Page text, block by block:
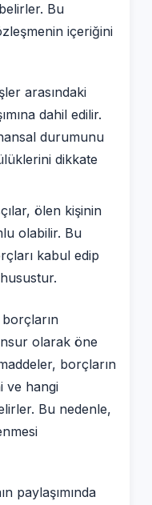
Bu
içeriğini
arasındaki
dahil edilir.
durumunu
dikkate
ölen kişinin
olabilir. Bu
kabul edip
olarak öne
borçların
ve hangi
Bu nedenle,
paylaşımında